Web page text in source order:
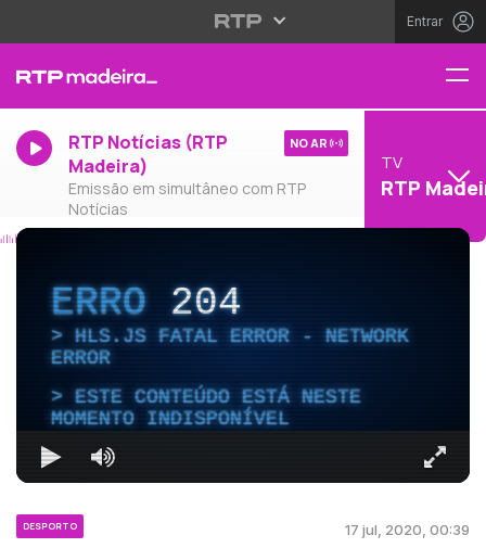
Entrar
RTP Notícias (RTP
Madeira)
Emissão em simultâneo com RTP
Notícias
NO AR
TV
RTP
ERRO204
HLS.JS FATAL ERROR - NETWORK
ERROR
ESTE CONTEÚDO ESTÁ NESTE
MOMENTO INDISPONÍVEL
DESPORTO 17 jul, 2020, 00:39